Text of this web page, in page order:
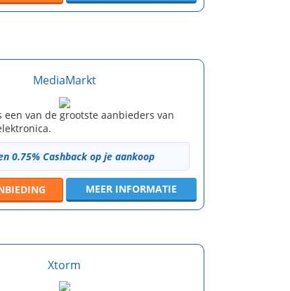
MediaMarkt
een van de grootste aanbieders van
0.75% Cashback op je aankoop
MEER INFORMATIE
Xtorm